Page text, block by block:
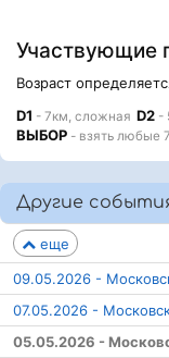
Участвующие
Возраст
D1 - 7км, сложная D2 -
ВЫБОР - взять любые
Другие
еще
09.05.2026 -
07.05.2026 -
05.05.2026 -